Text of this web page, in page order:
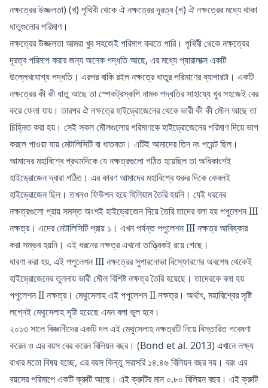
নক্ষত্রের উজ্জলতা) (খ) পৃথিবী থেকে ঐ নক্ষত্রের দূরত্ব (গ) ঐ নক্ষত্রের মধ্যে থাকা
ধাতুগুলোর পরিমাণ।
নক্ষত্রের উজ্জলতা আমরা খুব সহজেই পরিমাপ করতে পারি। পৃথিবী থেকে নক্ষত্রের
দূরত্ব পরিমাপ করার জন্য অনেক পদ্ধতি আছে, এর মধ্যে প্যারালাক্স একটি
উল্লেখযোগ্য পদ্ধতি। এরপর বাকি রইল নক্ষত্রে ধাতুর পরিমাণের ব্যাপারটা। একটি
নক্ষত্রের কী কী ধাতু আছে তা স্পেকট্রস্কপি নামক পদ্ধতির সাহায্যে খুব সহজেই বের
করে ফেলা যায়। তারপর ঐ নক্ষত্রে হাইড্রোজেনের থেকে ভারী কী কী মৌল আছে তা
চিহ্নিত করা হয়। সেই সকল মৌলগুলোর পরিমাণকে হাইড্রোজেনের পরিমাণ দিয়ে ভাগ
করলে পাওয়া যায় মেটালিসিটি বা ধাতবতা। এটিই আমাদের তিন নং পয়েন্ট ছিল।
আমাদের মহাবিশ্বে প্রথমদিকে যে নক্ষত্রগুলো গঠিত হয়েছিল তা অধিকাংশই
হাইড্রোজেন দ্বারা গঠিত। এর কারণ আমাদের মহাবিশ্বে শুরুর দিকে কেবলই
হাইড্রোজেন ছিল। তখনও ফিউশন হয়ে হিলিয়াম তৈরি হয়নি। যেই ধরনের
নক্ষত্রগুলো প্রায় সমস্ত অংশই হাইড্রোজেন দিয়ে তৈরি তাদের বলা হয় পপুলেশন III
নক্ষত্র। এদের মেটালিসিটি প্রায় ১। এখন পর্যন্ত পপুলেশন III নক্ষত্র আবিষ্কার
করা সম্ভব হয়নি। এই ধরনের নক্ষত্র এখনো তাত্ত্বিকই রয়ে গেছে।
ধারণা করা হয়, এই পপুলেশন III নক্ষত্রের সুপারনোভা বিস্ফোরণের অবশেষ থেকেই
হাইড্রোজেনের তুলনায় ভারী মৌল বিশিষ্ট নক্ষত্র তৈরি হয়েছে। তাদেরকে বলা হয়
পপুলেশন II নক্ষত্র। মেথুসেলাহ এই পপুলেশন II নক্ষত্র। অর্থাৎ, মহাবিশ্বের সৃষ্টি
লগ্নেই মেথুসেলাহ সৃষ্টি হয়েছে এমন বলা ভুল হবে।
২০১৩ সালে বিজ্ঞানীদের একটি দল এই মেথুসেলাহ নক্ষত্রটি নিয়ে বিস্তারিত গবেষণা
করেন ও এর বয়স বের করেন বিলিয়ন বছর। (Bond et al. 2013) এখানে লক্ষ্য
রাখার মতো বিষয় হচ্ছে, এর বয়স কিন্তু সরাসরি ১৪.৪৬ বিলিয়ন বছর নয়। বরং এর
বয়সের পরিমাপে একটি ক্রুটি আছে। এই ক্রুটির মান ০.৮০ বিলিয়ন বছর। এই ক্রুটি